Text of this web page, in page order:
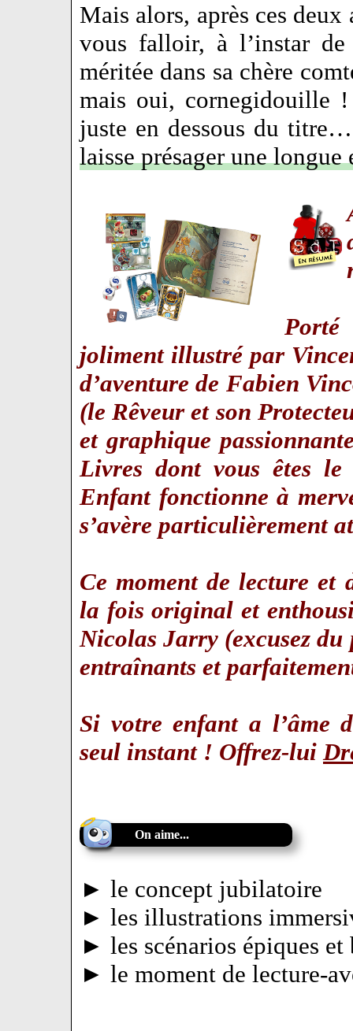
Mais alors, après ces
vous falloir, à l’instar
méritée dans sa chère
mais oui, cornegidouille
juste en dessous du
laisse présager une longue
joliment illustré par
d’aventure de Fabien
(le Rêveur et son
et graphique
Livres dont vous êtes
Enfant fonctionne à
s’avère particulièrement
Ce moment de lecture et
la fois original et
Nicolas Jarry (excusez du
entraînants et
Si votre enfant a l’âme
seul instant ! Offrez-lui
On aime...
► le concept jubilatoire
► les illustrations
► les scénarios épiques et
► le moment de lecture-